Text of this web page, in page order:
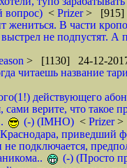
вопрос) < Prizer> [915]
жениться. В части
не подпустят. А
> [1130] 24-12-
читаешь название
действующего
сами верите, что такое
(-) (IMHO) < Prizer>
приведший
подключается,
(-) (Просто